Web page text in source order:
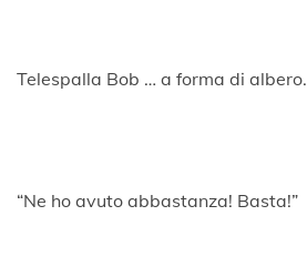
Telespalla Bob … a forma di albero.
“Ne ho avuto abbastanza! Basta!”